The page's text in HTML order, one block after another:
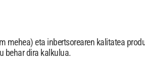
eta inbertsorearen kalitatea
behar dira kalkulua.